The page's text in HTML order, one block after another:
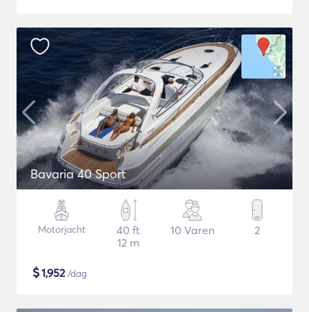
Bavaria 40 Sport
Motorjacht
40 ft
12 m
10 Varen 2
$1,952/dag